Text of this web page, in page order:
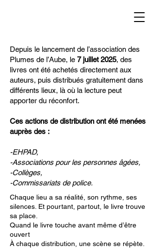
Depuis le lancement de l’association des
Plumes de l’Aube, le 7 juillet 2025, des
livres ont été achetés directement aux
auteurs, puis distribués gratuitement dans
différents lieux, là où la lecture peut
apporter du réconfort.
Ces actions de distribution ont été menées
auprès des :
-EHPAD,
-Associations pour les personnes âgées,
-Collèges,
-Commissariats de police.
Chaque lieu a sa réalité, son rythme, ses
silences. Et pourtant, partout, le livre trouve
sa place.
Quand le livre touche avant même d’être
ouvert
À chaque distribution, une scène se répète.